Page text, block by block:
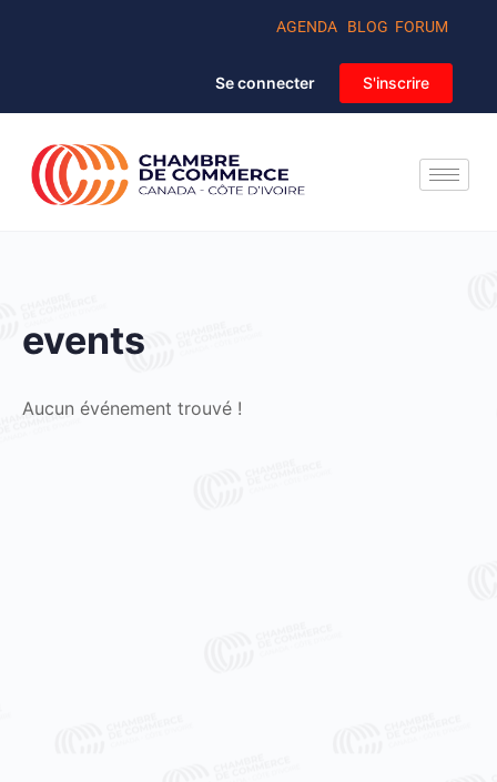
AGENDA BLOG FORUM
Se connecter S'inscrire
events
Aucun événement trouvé !